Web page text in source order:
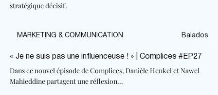
stratégique décisif.
MARKETING & COMMUNICATION Balados
« Je ne suis pas une influenceuse ! » | Complices #EP27
Dans ce nouvel épisode de Complices, Danièle Henkel et Nawel
Mahieddine partagent une réflexion...